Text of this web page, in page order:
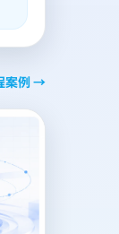
案例 →